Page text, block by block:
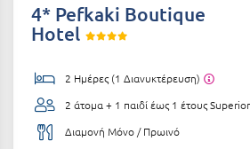
Αμφίκλεια
Άνδρος
Αντίπαρος
Ένα Γεύμα
ΤΎΠΟΣ ΚΑΤΑΛΎΜΑΤΟΣ
Ξενοδοχεία 1 Αστέρι
4* Pefkaki Boutique
Hotel
2 Ημέρες (1 Διανυκτέρευση)
2 άτομα + 1 παιδί έως 1 έτους
Διαμονή Μόνο / Πρωινό